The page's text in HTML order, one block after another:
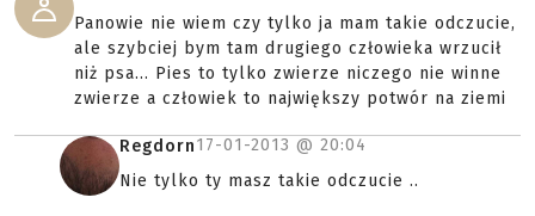
Panowie nie wiem czy tylko ja mam takie odczucie,
ale szybciej bym tam drugiego człowieka wrzucił
niż psa... Pies to tylko zwierze niczego nie winne
zwierze a człowiek to największy potwór na ziemi
Regdorn17-01-2013 @ 20:04
Nie tylko ty masz takie odczucie ..